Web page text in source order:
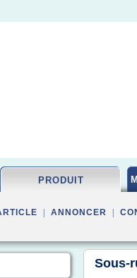
PRODUIT
ANNONCER
Sous-